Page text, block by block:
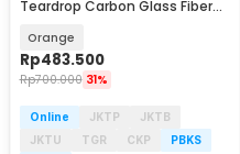
Teardrop Carbon Glass Fiber
Orange
Rp483.500
Rp700.000 31%
Online JKTP
JKTB
JKTU
TGR CKP
PBKS